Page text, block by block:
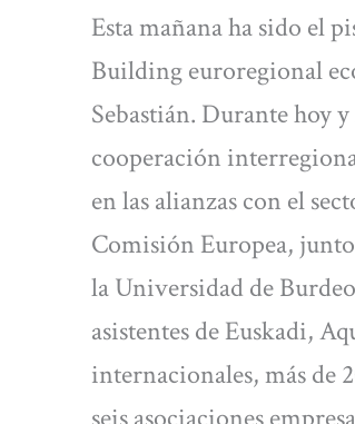
Esta mañana ha sido el
Building euroregional
Sebastián. Durante hoy
cooperación
en las alianzas con el
Comisión Europea,
la Universidad de
asistentes de Euskadi,
internacionales, más de